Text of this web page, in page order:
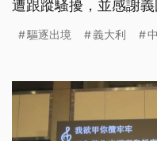
遭跟蹤騷擾，並感謝
驅逐出境 義大利